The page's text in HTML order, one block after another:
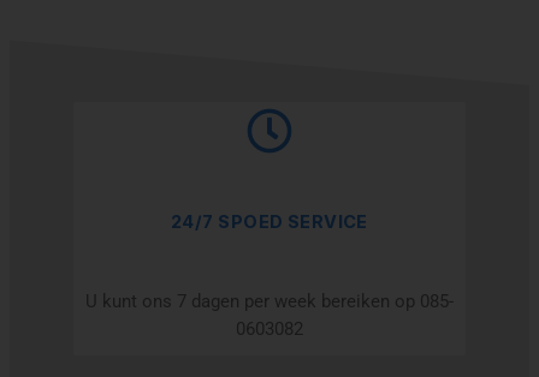
24/7 SPOED SERVICE
U kunt ons 7 dagen per week bereiken op 085-
0603082